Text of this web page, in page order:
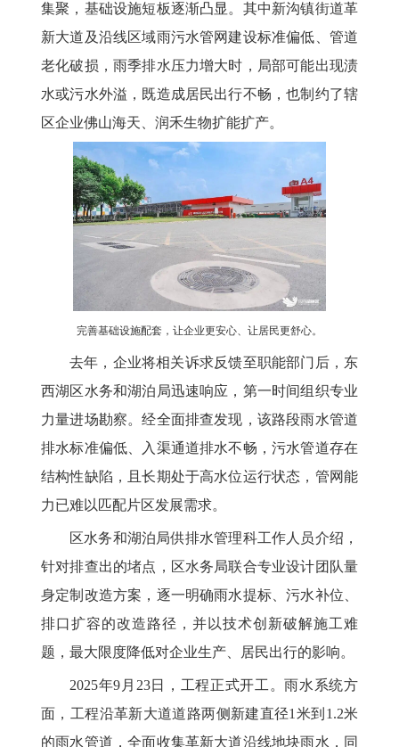
集聚，基础设施短板逐渐凸显。其中新沟镇街道革
新大道及沿线区域雨污水管网建设标准偏低、管道
老化破损，雨季排水压力增大时，局部可能出现渍
水或污水外溢，既造成居民出行不畅，也制约了辖
区企业佛山海天、润禾生物扩能扩产。
完善基础设施配套，让企业更安心、让居民更舒心。
去年，企业将相关诉求反馈至职能部门后，东
西湖区水务和湖泊局迅速响应，第一时间组织专业
力量进场勘察。经全面排查发现，该路段雨水管道
排水标准偏低、入渠通道排水不畅，污水管道存在
结构性缺陷，且长期处于高水位运行状态，管网能
力已难以匹配片区发展需求。
区水务和湖泊局供排水管理科工作人员介绍，
针对排查出的堵点，区水务局联合专业设计团队量
身定制改造方案，逐一明确雨水提标、污水补位、
排口扩容的改造路径，并以技术创新破解施工难
题，最大限度降低对企业生产、居民出行的影响。
2025年9月23日，工程正式开工。雨水系统方
面，工程沿革新大道道路两侧新建直径1米到1.2米
的雨水管道，全面收集革新大道沿线地块雨水，同